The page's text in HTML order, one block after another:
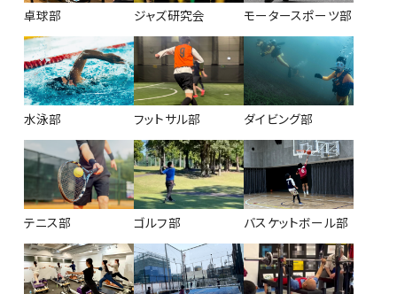
卓球部 ジャズ研究会 モータースポーツ部
水泳部 フットサル部 ダイビング部
テニス部 ゴルフ部 バスケットボール部